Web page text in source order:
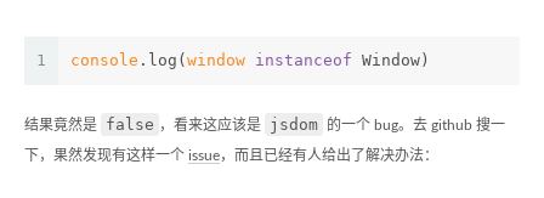
1 console .log( window instanceof Window)
结果竟然是 false ，看来这应该是 jsdom 的一个 bug。去 github 搜一
下，果然发现有这样一个 issue，而且已经有人给出了解决办法：